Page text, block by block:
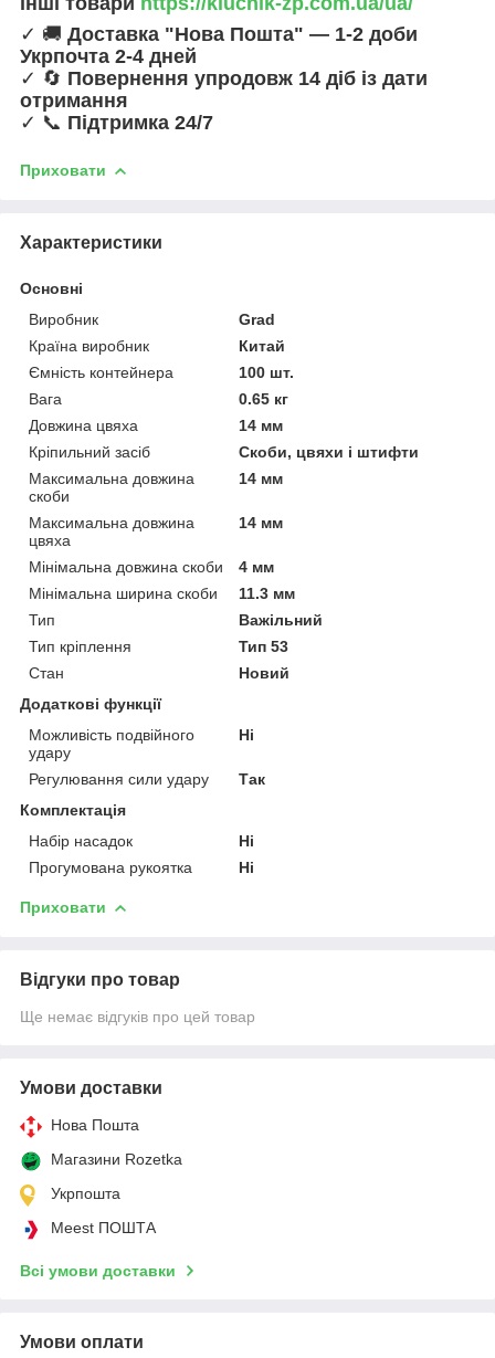
✓ 🚚 Доставка "Нова Пошта" — 1-2 доби
Укрпочта 2-4 дней
✓ 🔄 Повернення упродовж 14 діб із дати
отримання
✓ 📞 Підтримка 24/7
Приховати
Характеристики
Основні
Виробник
Grad
Країна виробник
Китай
Ємність контейнера
100 шт.
Вага
0.65 кг
Довжина цвяха
14 мм
Кріпильний засіб
Скоби, цвяхи і штифти
Максимальна довжина
скоби
14 мм
Максимальна довжина
цвяха
14 мм
Мінімальна довжина скоби
4 мм
Мінімальна ширина скоби
11.3 мм
Тип
Важільний
Тип кріплення
Тип 53
Стан
Новий
Додаткові функції
Можливість подвійного
удару
Ні
Регулювання сили удару
Так
Комплектація
Набір насадок
Ні
Прогумована рукоятка
Ні
Приховати
Відгуки про товар
Ще немає відгуків про цей товар
Умови доставки
Нова Пошта
Магазини Rozetka
Укрпошта
Meest ПОШТА
Всі умови доставки
Умови оплати